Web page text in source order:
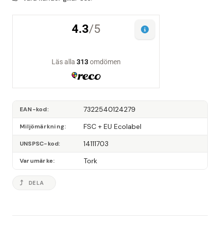
EAN-kod 7322540124279
Miljömärkning FSC + EU Ecolabel
UNSPSC-kod 14111703
Varumärke Tork
DELA